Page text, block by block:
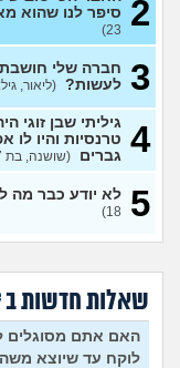
לתת לה זמן
כמו שהוא? (Flo-T, בן 41)
לעשות קרחת ולשים
(אנונימי, בן 20)
מבואס שלא היה לי
להתחיל עם מישהי
הטעם שלי
(אנונימי, בן 25)
בחורה אובססיבית
(אלירן, בן 30)
לכם עצות?
(א, בת
ותקין?
איך להתגבר על
לפני הזמן?
2
סיפר לנו שהוא
23)
3
חברה שלי
לעשות? (ליאור, גיל: 23)
4 גיליתי שבן זוגי
טרנסיות והיו לו
גברים (שושנה, בת 37)
5 לא יודע כבר מה
18)
שאלות חדשות ב
האם אתם מסוגלים
לוקח עד שיוצא